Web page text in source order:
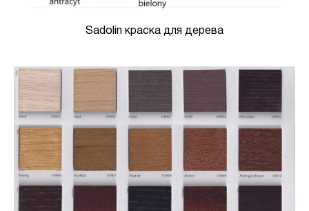
Sadolin краска для дерева